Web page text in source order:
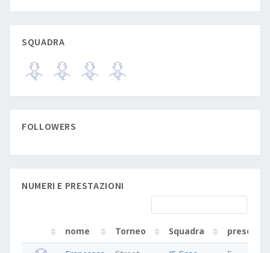
SQUADRA
FOLLOWERS
NUMERI E PRESTAZIONI
nome Torneo Squadra
presenze
nome
Torneo Squadra presenze